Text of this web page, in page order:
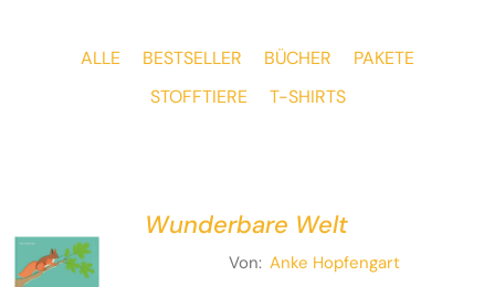
ALLE BESTSELLER BÜCHER
PAKETE
STOFFTIERE
T-SHIRTS
Wunderbare Welt
Von: Anke Hopfengart